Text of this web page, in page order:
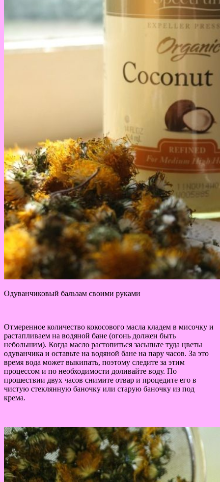
Одуванчиковый бальзам своими руками
Отмеренное количество кокосового масла кладем в мисочку и
растапливаем на водяной бане (огонь должен быть
небольшим). Когда масло растопиться засыпьте туда цветы
одуванчика и оставьте на водяной бане на пару часов. За это
время вода может выкипать, поэтому следите за этим
процессом и по необходимости доливайте воду. По
прошествии двух часов снимите отвар и процедите его в
чистую стеклянную баночку или старую баночку из под
крема.